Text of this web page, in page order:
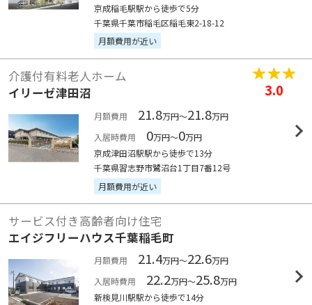
京成稲毛駅駅から徒歩で5分
千葉県千葉市稲毛区稲毛東2-18-12
月額費用が近い
介護付有料老人ホーム
イリーゼ津田沼
3.0
月額費用 21.8万円～21.8万円
入居時費用
0万円～0万円
京成津田沼駅駅から徒歩で13分
千葉県習志野市鷺沼台1丁目7番12号
月額費用が近い
サービス付き高齢者向け住宅
エイジフリーハウス千葉稲毛町
月額費用 21.4万円～22.6万円
入居時費用
22.2万円～25.8万円
新検見川駅駅から徒歩で14分